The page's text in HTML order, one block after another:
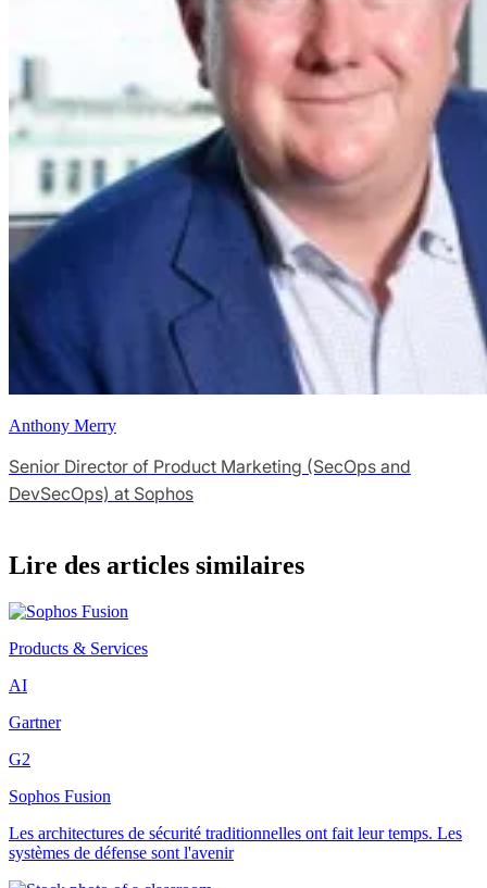
Anthony Merry
Senior Director of Product Marketing (SecOps and
DevSecOps) at Sophos
Lire des articles similaires
Products & Services
AI
Gartner
G2
Sophos Fusion
Les architectures de sécurité traditionnelles ont fait leur temps. Les
systèmes de défense sont l'avenir